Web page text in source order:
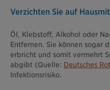
Verzichten Sie auf
Öl, Klebstoff, Alkohol oder
Entfernen. Sie können sogar
erbricht und somit vermehrt
abgibt (Quelle: Deutsches
Infektionsrisiko.